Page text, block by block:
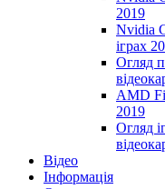
2019
Nvidia
іграх
Огляд
AMD
2019
Огляд
Відео
Інформація